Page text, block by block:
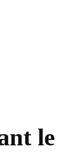
le